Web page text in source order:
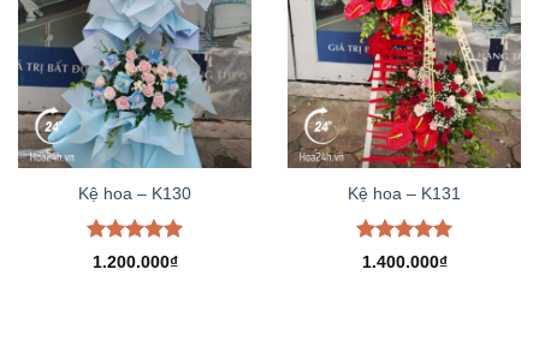
Kệ hoa – K130
Được xếp
1.200.000₫
Kệ hoa – K131
Được xếp
1.400.000₫